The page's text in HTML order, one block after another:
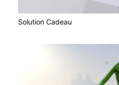
Solution Cadeau